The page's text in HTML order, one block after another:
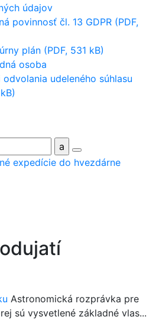
údajov
povinnosť čl. 13 GDPR (PDF,
plán (PDF, 531 kB)
osoba
udeleného súhlasu
expedície do hvezdárne
Astronomická rozprávka pre
sú vysvetlené základné vlas...